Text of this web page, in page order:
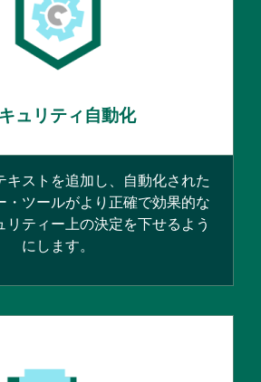
ュリティ自動化
キストを追加し、自動化された
・ツールがより正確で効果的な
リティー上の決定を下せるよう
にします。